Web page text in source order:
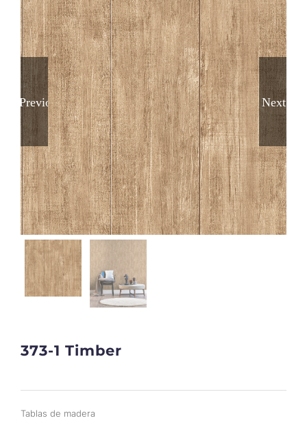
Previous Next
373-1 Timber
Tablas de madera